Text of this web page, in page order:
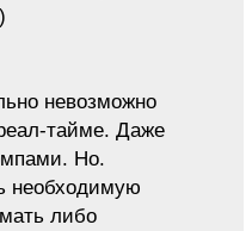
невозможно
тайме. Даже
Но.
необходимую
либо